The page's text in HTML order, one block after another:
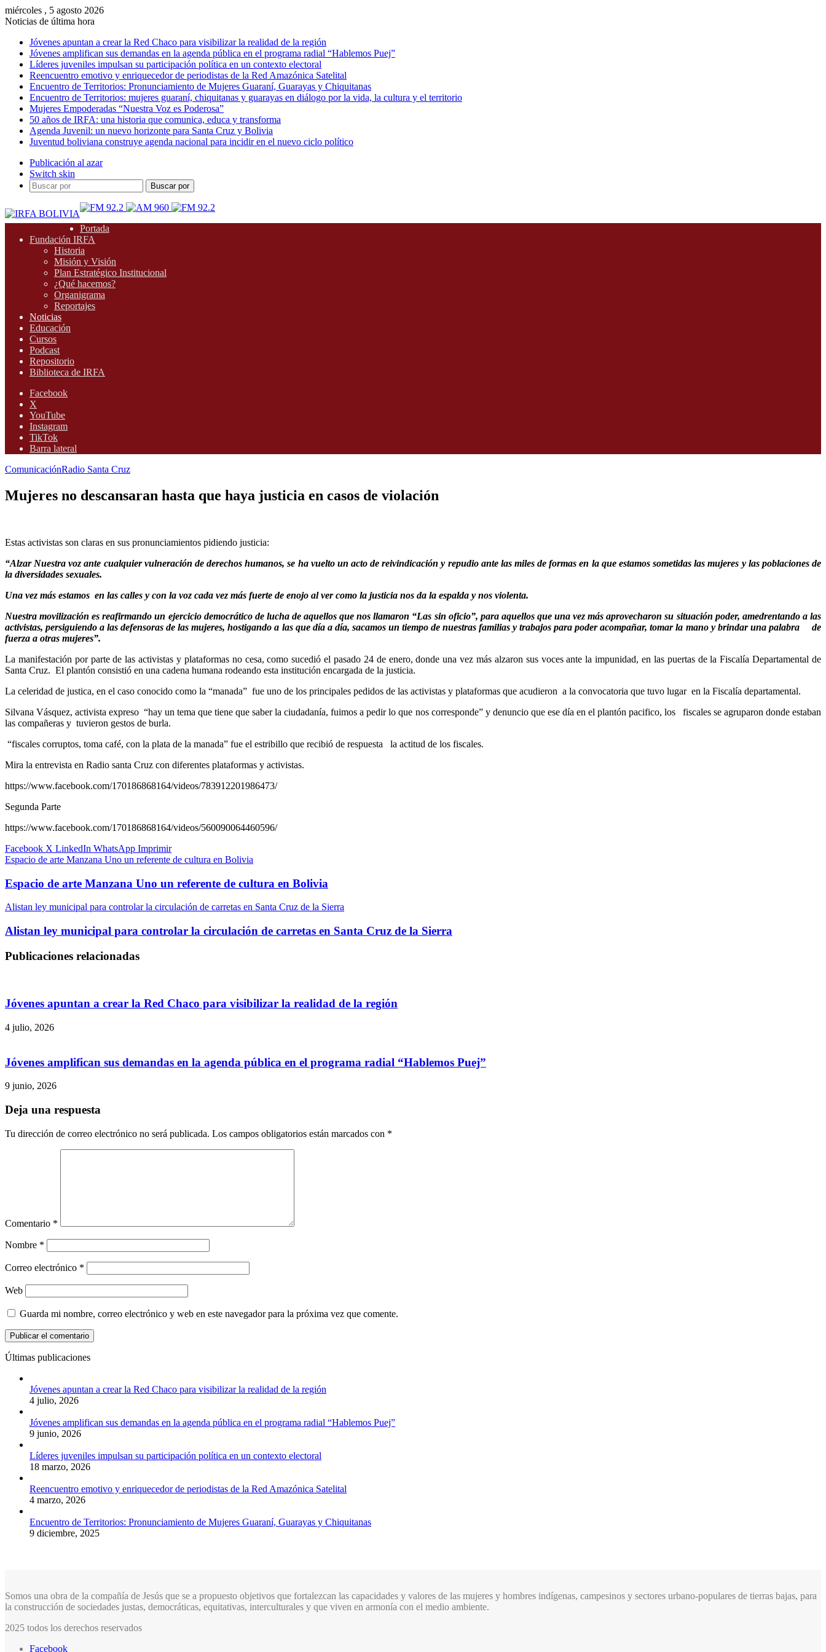
miércoles , 5 agosto 2026
Noticias de última hora
Jóvenes apuntan a crear la Red Chaco para visibilizar la realidad de la región
Jóvenes amplifican sus demandas en la agenda pública en el programa radial “Hablemos Puej”
Líderes juveniles impulsan su participación política en un contexto electoral
Reencuentro emotivo y enriquecedor de periodistas de la Red Amazónica Satelital
Encuentro de Territorios: Pronunciamiento de Mujeres Guaraní, Guarayas y Chiquitanas
Encuentro de Territorios: mujeres guaraní, chiquitanas y guarayas en diálogo por la vida, la cultura y el territorio
Mujeres Empoderadas “Nuestra Voz es Poderosa”
50 años de IRFA: una historia que comunica, educa y transforma
Agenda Juvenil: un nuevo horizonte para Santa Cruz y Bolivia
Juventud boliviana construye agenda nacional para incidir en el nuevo ciclo político
Publicación al azar
Switch skin
Buscar por
Portada
Fundación IRFA
Historia
Misión y Visión
Plan Estratégico Institucional
¿Qué hacemos?
Organigrama
Reportajes
Noticias
Educación
Cursos
Podcast
Repositorio
Biblioteca de IRFA
Facebook
X
YouTube
Instagram
TikTok
Barra lateral
ComunicaciónRadio Santa Cruz
Mujeres no descansaran hasta que haya justicia en casos de violación
Estas activistas son claras en sus pronunciamientos pidiendo justicia:
“Alzar Nuestra voz ante cualquier vulneración de derechos humanos, se ha vuelto un acto de reivindicación y repudio ante las miles de formas en la que estamos sometidas las mujeres y las poblaciones de
la diversidades sexuales.
Una vez más estamos en las calles y con la voz cada vez más fuerte de enojo al ver como la justicia nos da la espalda y nos violenta.
Nuestra movilización es reafirmando un ejercicio democrático de lucha de aquellos que nos llamaron “Las sin oficio”, para aquellos que una vez más aprovecharon su situación poder, amedrentando a las
activistas, persiguiendo a las defensoras de las mujeres, hostigando a las que día a día, sacamos un tiempo de nuestras familias y trabajos para poder acompañar, tomar la mano y brindar una palabra de
fuerza a otras mujeres”.
La manifestación por parte de las activistas y plataformas no cesa, como sucedió el pasado 24 de enero, donde una vez más alzaron sus voces ante la impunidad, en las puertas de la Fiscalía Departamental de
Santa Cruz. El plantón consistió en una cadena humana rodeando esta institución encargada de la justicia.
La celeridad de justica, en el caso conocido como la “manada” fue uno de los principales pedidos de las activistas y plataformas que acudieron a la convocatoria que tuvo lugar en la Fiscalía departamental.
Silvana Vásquez, activista expreso “hay un tema que tiene que saber la ciudadanía, fuimos a pedir lo que nos corresponde” y denuncio que ese día en el plantón pacifico, los fiscales se agruparon donde estaban
las compañeras y tuvieron gestos de burla.
“fiscales corruptos, toma café, con la plata de la manada” fue el estribillo que recibió de respuesta la actitud de los fiscales.
Mira la entrevista en Radio santa Cruz con diferentes plataformas y activistas.
https://www.facebook.com/170186868164/videos/783912201986473/
Segunda Parte
https://www.facebook.com/170186868164/videos/560090064460596/
Facebook X LinkedIn WhatsApp Imprimir
Espacio de arte Manzana Uno un referente de cultura en Bolivia
Espacio de arte Manzana Uno un referente de cultura en Bolivia
Alistan ley municipal para controlar la circulación de carretas en Santa Cruz de la Sierra
Alistan ley municipal para controlar la circulación de carretas en Santa Cruz de la Sierra
Publicaciones relacionadas
Jóvenes apuntan a crear la Red Chaco para visibilizar la realidad de la región
4 julio, 2026
Jóvenes amplifican sus demandas en la agenda pública en el programa radial “Hablemos Puej”
9 junio, 2026
Deja una respuesta
Tu dirección de correo electrónico no será publicada. Los campos obligatorios están marcados con *
Comentario *
Nombre *
Correo electrónico *
Web
Guarda mi nombre, correo electrónico y web en este navegador para la próxima vez que comente.
Últimas publicaciones
Jóvenes apuntan a crear la Red Chaco para visibilizar la realidad de la región
4 julio, 2026
Jóvenes amplifican sus demandas en la agenda pública en el programa radial “Hablemos Puej”
9 junio, 2026
Líderes juveniles impulsan su participación política en un contexto electoral
18 marzo, 2026
Reencuentro emotivo y enriquecedor de periodistas de la Red Amazónica Satelital
4 marzo, 2026
Encuentro de Territorios: Pronunciamiento de Mujeres Guaraní, Guarayas y Chiquitanas
9 diciembre, 2025
Somos una obra de la compañía de Jesús que se a propuesto objetivos que fortalezcan las capacidades y valores de las mujeres y hombres indígenas, campesinos y sectores urbano-populares de tierras bajas, para
la construcción de sociedades justas, democráticas, equitativas, interculturales y que viven en armonía con el medio ambiente.
2025 todos los derechos reservados
Facebook